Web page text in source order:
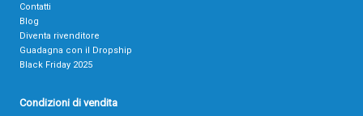
Contatti
Blog
Diventa rivenditore
Guadagna con il Dropship
Black Friday 2025
Condizioni di vendita